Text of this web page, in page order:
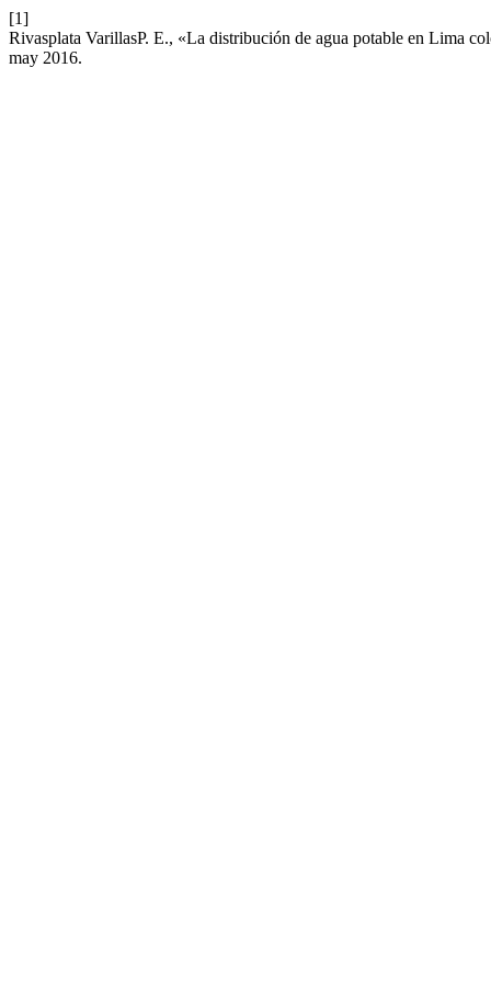
[1]
Rivasplata VarillasP. E., «La distribución de agua potable en Lima
may 2016.